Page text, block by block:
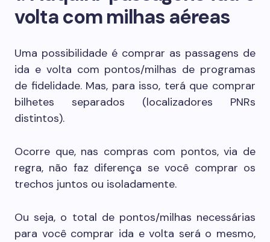
volta com milhas aéreas
Uma possibilidade é comprar as passagens de
ida e volta com pontos/milhas de programas
de fidelidade. Mas, para isso, terá que comprar
bilhetes separados (localizadores PNRs
distintos).
Ocorre que, nas compras com pontos, via de
regra, não faz diferença se você comprar os
trechos juntos ou isoladamente.
Ou seja, o total de pontos/milhas necessárias
para você comprar ida e volta será o mesmo,